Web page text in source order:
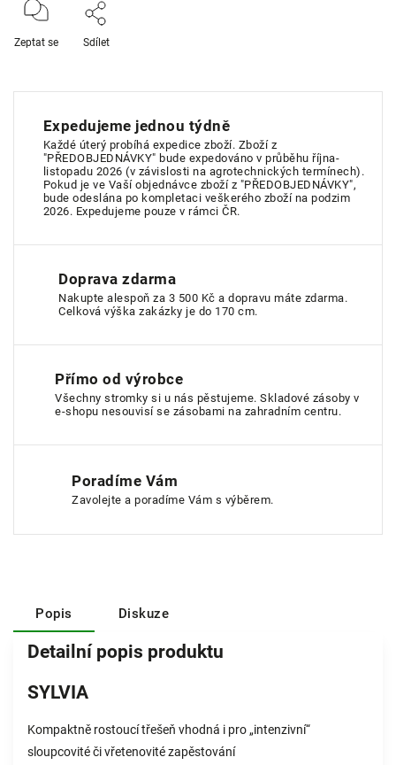
Zeptat se Sdílet
Expedujeme jednou týdně
Každé úterý probíhá expedice zboží. Zboží z
"PŘEDOBJEDNÁVKY" bude expedováno v průběhu října-
listopadu 2026 (v závislosti na agrotechnických termínech).
Pokud je ve Vaší objednávce zboží z "PŘEDOBJEDNÁVKY",
bude odeslána po kompletaci veškerého zboží na podzim
2026. Expedujeme pouze v rámci ČR.
Doprava zdarma
Nakupte alespoň za 3 500 Kč a dopravu máte zdarma.
Celková výška zakázky je do 170 cm.
Přímo od výrobce
Všechny stromky si u nás pěstujeme. Skladové zásoby v
e-shopu nesouvisí se zásobami na zahradním centru.
Poradíme Vám
Zavolejte a poradíme Vám s výběrem.
Popis Diskuze
Detailní popis produktu
SYLVIA
Kompaktně rostoucí třešeň vhodná i pro „intenzivní“
sloupcovité či vřetenovité zapěstování